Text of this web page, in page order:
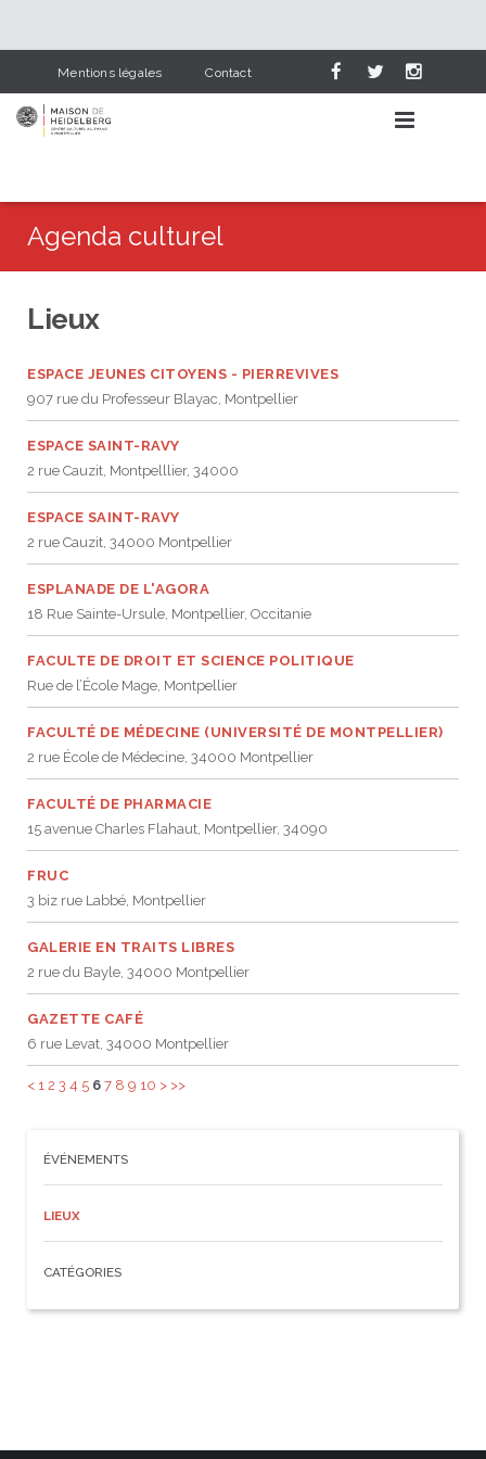
Mentions légales Contact
AGENDA CULTUREL
Événements
Lieux
Catégories
APPRENDRE L’ALLEMAND
Pourquoi apprendre l’allemand
Cours d’allemand
Cours pour adultes
Niveaux de base
Cours thématiques
Atelier de chant
Formation professionnelle
Cours enfants / ados
Centre d’examens
Inscriptions et tarifs
Tandem linguistique
L’allemand dans le scolaire
Infos profs d’allemand
Formation des enseignants
Section Internationale Allemand
AbiBac
NOS SERVICES
Bibliothèque
Dernières acquisitions
Cercle de lecture
Deutsch-französische Corona-Chroniken
écolotude
Coaching individuel
Point info
Volontariat écologique
Opportunités
Parcourir les annonces
Rédiger une annonce
Brieffreunde@correspondants
Classe@Klasse
Inscription pour les classes françaises
Anmeldung für deutsche Klassen
Inscription à notre newsletter
Actualités
HEIDELBERG & NOUS
Visite en photos
Notre équipe
Equipe de Heidelberg
Maison de Montpellier
PARTENAIRES
Partenaires institutionnels
Réseaux franco-allemands en LR
Réseau d’affaires
Liens utiles
JEU
Agenda culturel
Lieux
ESPACE JEUNES CITOYENS - PIERREVIVES
907 rue du Professeur Blayac, Montpellier
ESPACE SAINT-RAVY
2 rue Cauzit, Montpelllier, 34000
ESPACE SAINT-RAVY
2 rue Cauzit, 34000 Montpellier
ESPLANADE DE L'AGORA
18 Rue Sainte-Ursule, Montpellier, Occitanie
FACULTE DE DROIT ET SCIENCE POLITIQUE
Rue de l’École Mage, Montpellier
FACULTÉ DE MÉDECINE (UNIVERSITÉ DE MONTPELLIER)
2 rue École de Médecine, 34000 Montpellier
FACULTÉ DE PHARMACIE
15 avenue Charles Flahaut, Montpellier, 34090
FRUC
3 biz rue Labbé, Montpellier
GALERIE EN TRAITS LIBRES
2 rue du Bayle, 34000 Montpellier
GAZETTE CAFÉ
6 rue Levat, 34000 Montpellier
< 1 2 3 4 5 6 7 8 9 10 > >>
ÉVÉNEMENTS
LIEUX
CATÉGORIES